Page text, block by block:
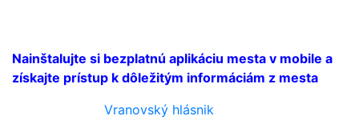
Nainštalujte si bezplatnú aplikáciu mesta v mobile a
získajte prístup k dôležitým informáciám z mesta
Vranovský hlásnik